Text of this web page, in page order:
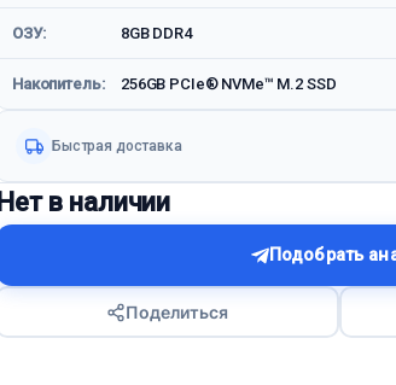
ОЗУ: 8GB DDR4
Накопитель: 256GB PCIe® NVMe™ M.2 SSD
Быстрая доставка
Нет в наличии
Подобрать
Поделиться